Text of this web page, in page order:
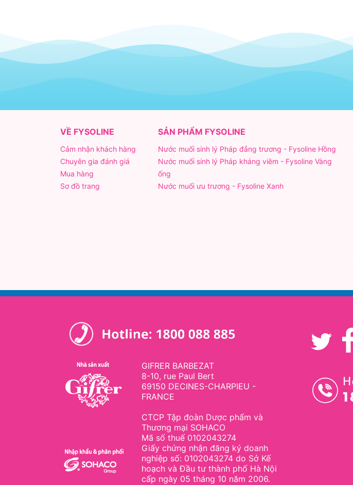
VỀ FYSOLINE
Cảm nhận khách hàng
Chuyên gia đánh giá
Mua hàng
Sơ đồ trang
SẢN PHẨM FYSOLINE
Nước muối sinh lý Pháp đẳng trương - Fysoline Hồng
Nước muối sinh lý Pháp kháng viêm - Fysoline Vàng
ống
Nước muối ưu trương - Fysoline Xanh
GIFRER BARBEZAT
8-10, rue Paul Bert
69150 DECINES-CHARPIEU -
FRANCE
CTCP Tập đoàn Dược phẩm và
Thương mại SOHACO
Mã số thuế 0102043274
Giấy chứng nhận đăng ký doanh
nghiệp số: 0102043274 do Sở Kế
hoạch và Đầu tư thành phố Hà Nội
cấp ngày 05 tháng 10 năm 2006.